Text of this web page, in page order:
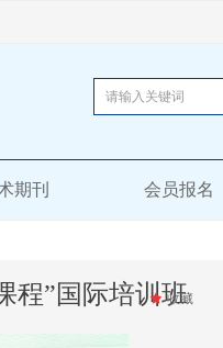
期刊 会员报名
程”国际培训班
끄 收藏